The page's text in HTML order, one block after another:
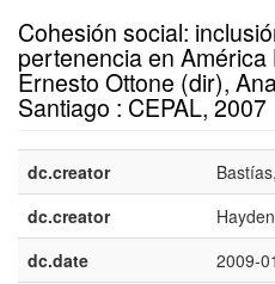
Cohesión social:
pertenencia en
Ernesto Ottone (dir),
Santiago : CEPAL, 2007
dc.creator
dc.creator
dc.date
2009-